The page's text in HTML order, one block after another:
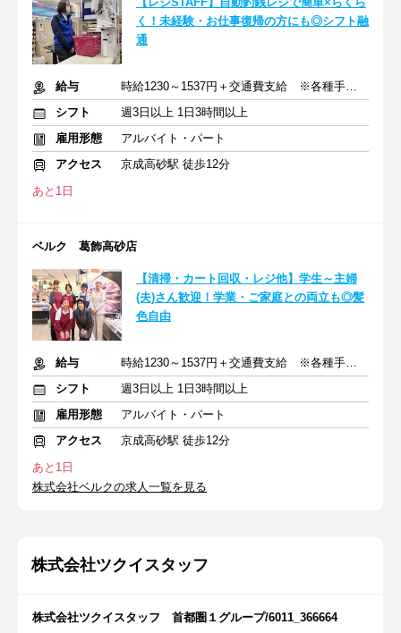
く！未経験・お仕事復帰の方にも◎シフト融
通
給与
時給1230～1537円＋交通費支給 ※各種手当含む
シフト
週3日以上 1日3時間以上
雇用形態
アルバイト・パート
アクセス
京成高砂駅 徒歩12分
あと1日
ベルク 葛飾高砂店
【清掃・カート回収・レジ他】学生～主婦
(夫)さん歓迎！学業・ご家庭との両立も◎髪
色自由
給与
時給1230～1537円＋交通費支給 ※各種手当含む
シフト
週3日以上 1日3時間以上
雇用形態
アルバイト・パート
アクセス
京成高砂駅 徒歩12分
あと1日
株式会社ベルクの求人一覧を見る
株式会社ツクイスタッフ
株式会社ツクイスタッフ 首都圏１グループ/6011_366664